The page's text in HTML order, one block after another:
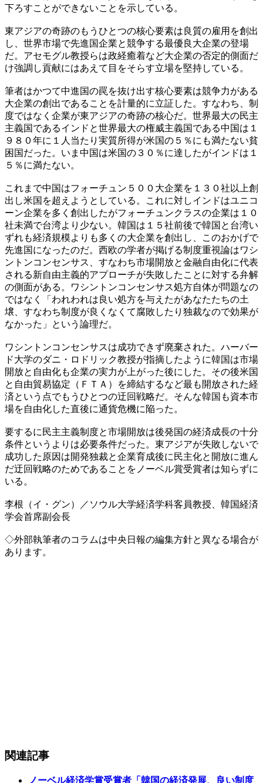
下ろすことができないことを示している。
東アジアの奇跡のもうひとつの核心要素は良質の雇用を創出
し、世界市場で先進国企業と競争する最優良大企業の登場
だ。アセモグル教授らは政経癒着など大企業の否定的側面だ
け強調し貢献にはあえて目をそらす立場を堅持している。
筆者はかつて中進国の罠を抜け出す核心要素は競争力がある
大企業の創出であることを計量的に立証した。すなわち、制
度ではなく企業が東アジアの奇跡の核心だ。世界最大の民主
主義国であるインドと世界最大の権威主義国である中国は１
９８０年に１人当たり実質所得が米国の５％にも満たない貧
困国だった。いま中国は米国の３０％に達したがインドは１
５％に満たない。
これまで中国はフォーチュン５００大企業を１３０社以上創
出し米国を超えようとしている。これに対しインドはユニコ
ーン企業を多く創出したがフォーチュンクラスの企業は１０
社未満で台湾より少ない。韓国は１５社前後で韓国と台湾い
ずれも経済規模よりも多くの大企業を創出し、このおかげで
先進国になったのだ。西欧の学者が掲げる制度重視論はワシ
ントンコンセンサス、すなわち市場開放と金融自由化に代表
される新自由主義的アプローチが失敗したことに対する弁解
の側面がある。ワシントンコンセンサス処方自体が問題なの
ではなく「われわれは良い処方を与えたがあなたたちの土
壌、すなわち制度が良くなくて腐敗したり独裁なので効果が
なかった」という論理だ。
ワシントンコンセンサスは成功できず廃棄された。ハーバー
ド大学のダニ・ロドリック教授が指摘したように韓国は市場
開放と自由化も企業の実力が上がった後にした。その後米国
と自由貿易協定（ＦＴＡ）を締結するなど最も開放された経
済という点でもうひとつの迂回戦略だ。そんな韓国も資本市
場を自由化した直後に通貨危機に陥った。
要するに民主主義制度と市場開放は後発国の経済成長の十分
条件というよりは必要条件だった。東アジアが失敗しないで
成功した原因は開発独裁と企業育成後に民主化と開放に進ん
だ迂回戦略のためであることをノーベル賞受賞者は知らずに
いる。
李根（イ・グン）／ソウル大学経済学科客員教授、韓国経済
学会首席副会長
◇外部執筆者のコラムは中央日報の編集方針と異なる場合が
あります。
関連記事
ノーベル経済学賞受賞者「韓国の経済発展、良い制度